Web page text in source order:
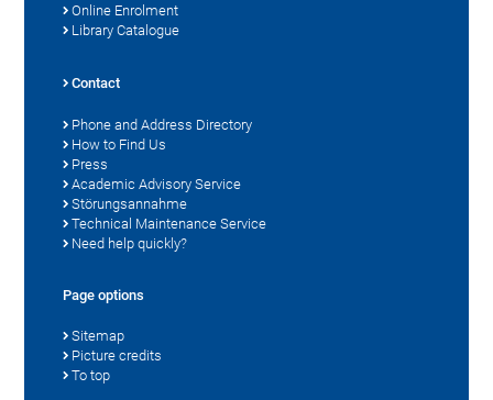
Online Enrolment
Library Catalogue
Contact
Phone and Address Directory
How to Find Us
Press
Academic Advisory Service
Störungsannahme
Technical Maintenance Service
Need help quickly?
Page options
Sitemap
Picture credits
To top